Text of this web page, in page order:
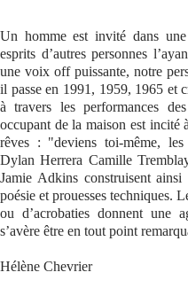
Se connecter
Un homme est invité dans
esprits d’autres personnes
une voix off puissante, notre
il passe en 1991, 1959, 1965 et
à travers les performances
occupant de la maison est incité
rêves : "deviens toi-même,
Dylan Herrera Camille
Jamie Adkins construisent
poésie et prouesses techniques.
ou d’acrobaties donnent une
s’avère être en tout point
Hélène Chevrier